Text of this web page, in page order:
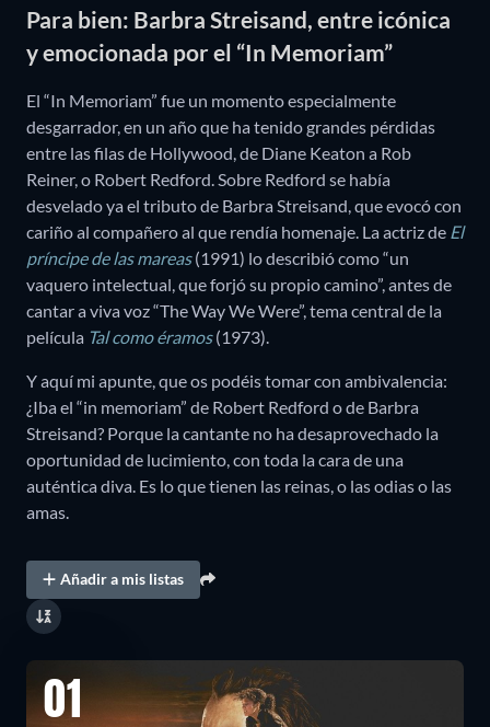
Para bien: Barbra Streisand, entre icónica
y emocionada por el “In Memoriam”
El “In Memoriam” fue un momento especialmente
desgarrador, en un año que ha tenido grandes pérdidas
entre las filas de Hollywood, de Diane Keaton a Rob
Reiner, o Robert Redford. Sobre Redford se había
desvelado ya el tributo de Barbra Streisand, que evocó con
cariño al compañero al que rendía homenaje. La actriz de El
príncipe de las mareas(1991) lo describió como “un
vaquero intelectual, que forjó su propio camino”, antes de
cantar a viva voz “The Way We Were”, tema central de la
película Tal como éramos(1973).
Y aquí mi apunte, que os podéis tomar con ambivalencia:
¿Iba el “in memoriam” de Robert Redford o de Barbra
Streisand? Porque la cantante no ha desaprovechado la
oportunidad de lucimiento, con toda la cara de una
auténtica diva. Es lo que tienen las reinas, o las odias o las
amas.
Añadir a mis listas
01